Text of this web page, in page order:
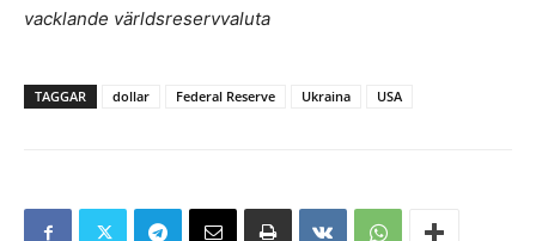
vacklande världsreservvaluta
TAGGAR dollar Federal Reserve Ukraina USA